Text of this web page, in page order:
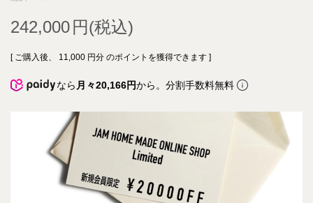
242,000
[ ご購入後、 11,000 円分 のポイントを獲得できます ]
なら 月々20,166円から。分割手数料無料